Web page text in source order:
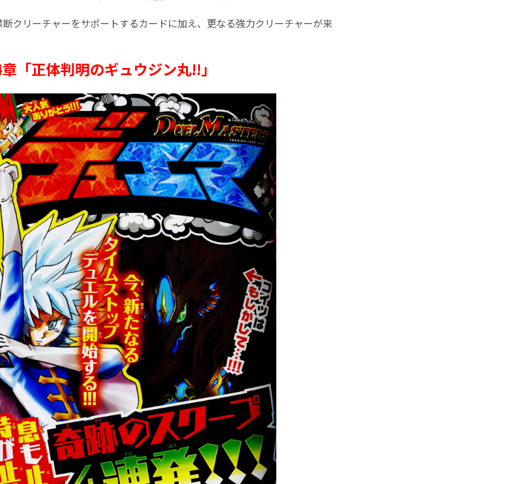
クリーチャーをサポートするカードに加え、更なる強力クリーチャーが来
「正体判明のギュウジン丸!!」